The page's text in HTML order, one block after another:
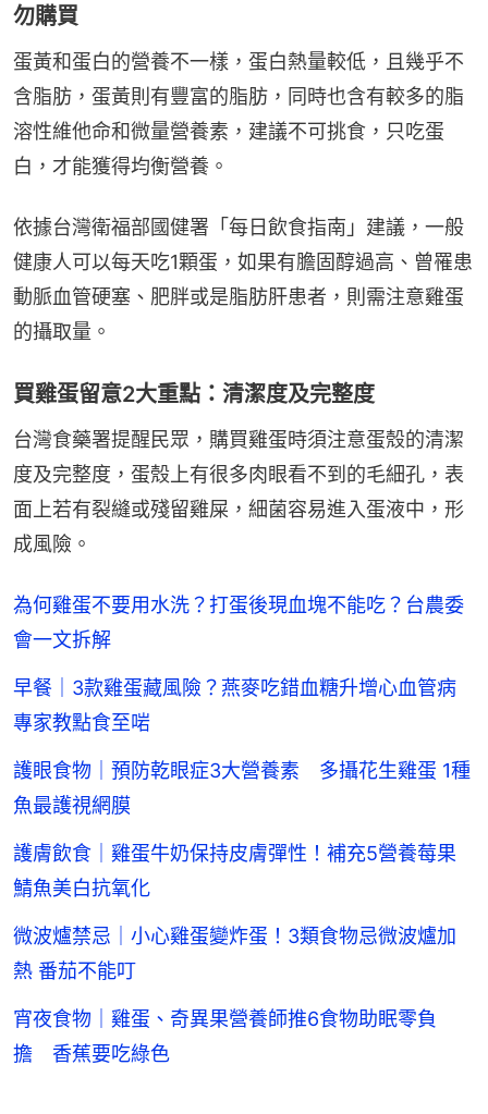
勿購買
蛋黃和蛋白的營養不一樣，蛋白熱量較低，且幾乎不
含脂肪，蛋黃則有豐富的脂肪，同時也含有較多的脂
溶性維他命和微量營養素，建議不可挑食，只吃蛋
白，才能獲得均衡營養。
依據台灣衛福部國健署「每日飲食指南」建議，一般
健康人可以每天吃1顆蛋，如果有膽固醇過高、曾罹患
動脈血管硬塞、肥胖或是脂肪肝患者，則需注意雞蛋
的攝取量。
買雞蛋留意2大重點：清潔度及完整度
台灣食藥署提醒民眾，購買雞蛋時須注意蛋殼的清潔
度及完整度，蛋殼上有很多肉眼看不到的毛細孔，表
面上若有裂縫或殘留雞屎，細菌容易進入蛋液中，形
成風險。
為何雞蛋不要用水洗？打蛋後現血塊不能吃？台農委
會一文拆解
早餐｜3款雞蛋藏風險？燕麥吃錯血糖升增心血管病
專家教點食至啱
護眼食物｜預防乾眼症3大營養素 多攝花生雞蛋 1種
魚最護視網膜
護膚飲食｜雞蛋牛奶保持皮膚彈性！補充5營養莓果
鯖魚美白抗氧化
微波爐禁忌｜小心雞蛋變炸蛋！3類食物忌微波爐加
熱 番茄不能叮
宵夜食物｜雞蛋、奇異果營養師推6食物助眠零負
擔 香蕉要吃綠色